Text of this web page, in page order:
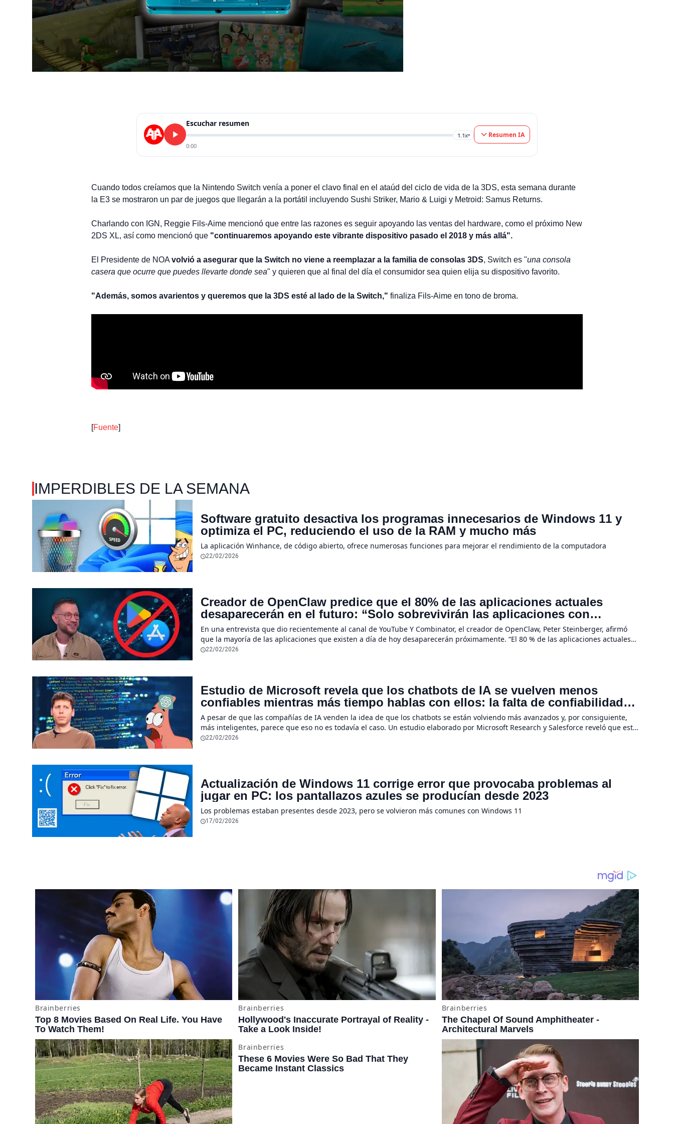
Escuchar resumen
1.1x▾
0:00
Resumen IA
Cuando todos creíamos que la Nintendo Switch venía a poner el clavo final en el ataúd del ciclo de vida de la 3DS, esta semana durante
la E3 se mostraron un par de juegos que llegarán a la portátil incluyendo Sushi Striker, Mario & Luigi y Metroid: Samus Returns.
Charlando con IGN, Reggie Fils-Aime mencionó que entre las razones es seguir apoyando las ventas del hardware, como el próximo New
2DS XL, así como mencionó que "continuaremos apoyando este vibrante dispositivo pasado el 2018 y más allá".
El Presidente de NOAvolvió a asegurar que la Switch no viene a reemplazar a la familia de consolas 3DS, Switch es "una consola
casera que ocurre que puedes llevarte donde sea" y quieren que al final del día el consumidor sea quien elija su dispositivo favorito.
"Además, somos avarientos y queremos que la 3DS esté al lado de la Switch," finaliza Fils-Aime en tono de broma.
[Fuente]
IMPERDIBLES DE LA SEMANA
Software gratuito desactiva los programas innecesarios de Windows 11 y
optimiza el PC, reduciendo el uso de la RAM y mucho más
La aplicación Winhance, de código abierto, ofrece numerosas funciones para mejorar el rendimiento de la computadora
22/02/2026
Creador de OpenClaw predice que el 80% de las aplicaciones actuales
desaparecerán en el futuro: “Solo sobrevivirán las aplicaciones con
sensores únicos o conexiones especiales a hardware
En una entrevista que dio recientemente al canal de YouTube Y Combinator, el creador de OpenClaw, Peter Steinberger, afirmó
que la mayoría de las aplicaciones que existen a día de hoy desaparecerán próximamente. “El 80 % de las aplicaciones actuales
desaparecerán por completo”, declaró Steinberger, quien asegura que la revolución de la IA no se […]
22/02/2026
Estudio de Microsoft revela que los chatbots de IA se vuelven menos
confiables mientras más tiempo hablas con ellos: la falta de confiabilidad
sube un 112%
A pesar de que las compañías de IA venden la idea de que los chatbots se están volviendo más avanzados y, por consiguiente,
más inteligentes, parece que eso no es todavía el caso. Un estudio elaborado por Microsoft Research y Salesforce reveló que estas
herramientas a menudo se suelen “perder en la conversación” cuando sus tareas se […]
22/02/2026
Actualización de Windows 11 corrige error que provocaba problemas al
jugar en PC: los pantallazos azules se producían desde 2023
Los problemas estaban presentes desde 2023, pero se volvieron más comunes con Windows 11
17/02/2026